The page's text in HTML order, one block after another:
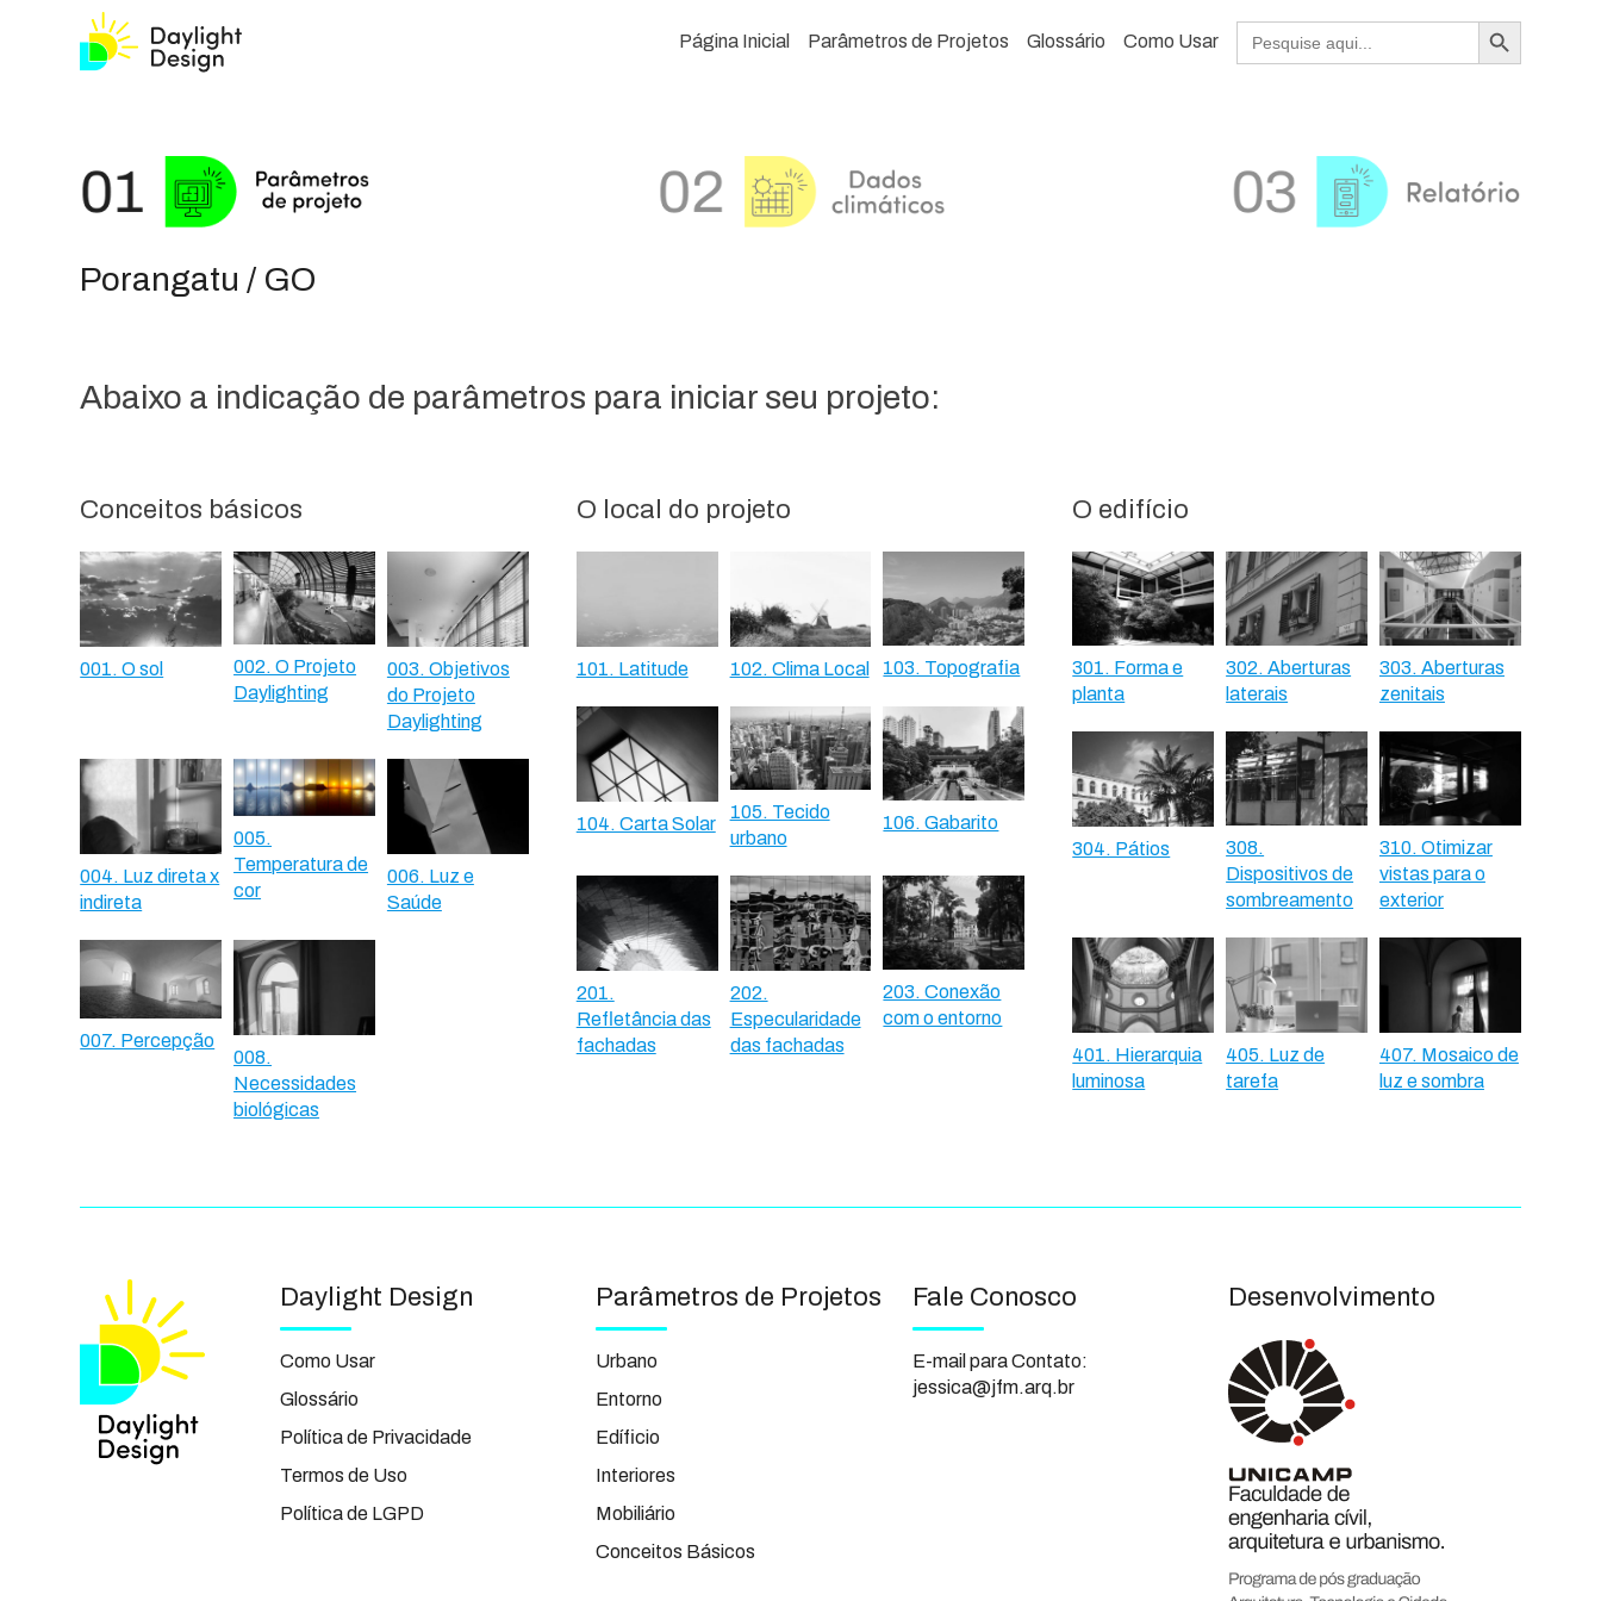
Página Inicial Parâmetros de Projetos Glossário Como Usar
Search
Search Button
Porangatu / GO
Abaixo a indicação de parâmetros para iniciar seu projeto:
Conceitos básicos
001. O sol
002. O Projeto
Daylighting
003. Objetivos
do Projeto
Daylighting
004. Luz direta x
indireta
005.
Temperatura de
cor
006. Luz e
Saúde
007. Percepção
008.
Necessidades
biológicas
O local do projeto
101. Latitude 102. Clima Local 103. Topografia
104. Carta Solar
105. Tecido
urbano
106. Gabarito
201.
Refletância das
fachadas
202.
Especularidade
das fachadas
203. Conexão
com o entorno
O edifício
301. Forma e
planta
302. Aberturas
laterais
303. Aberturas
zenitais
304. Pátios
308.
Dispositivos de
sombreamento
310. Otimizar
vistas para o
exterior
401. Hierarquia
luminosa
405. Luz de
tarefa
407. Mosaico de
luz e sombra
Daylight Design
Como Usar
Glossário
Política de Privacidade
Termos de Uso
Política de LGPD
Parâmetros de Projetos
Urbano
Entorno
Edíficio
Interiores
Mobiliário
Conceitos Básicos
Fale Conosco
E-mail para Contato:
jessica@jfm.arq.br
Desenvolvimento